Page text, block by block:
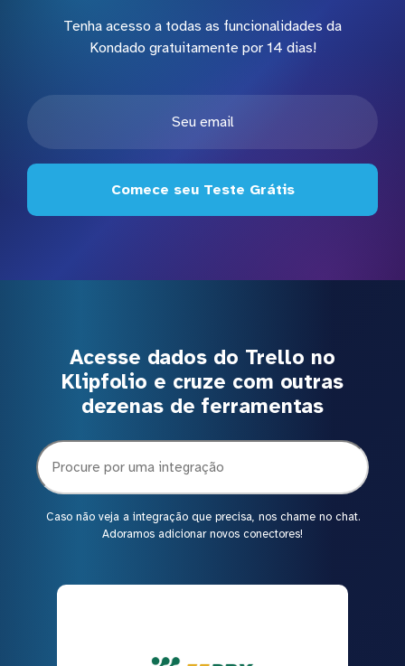
Tenha acesso a todas as funcionalidades da
Kondado gratuitamente por 14 dias!
Comece seu Teste Grátis
Acesse dados do Trello no
Klipfolio e cruze com outras
dezenas de ferramentas
Caso não veja a integração que precisa, nos chame no chat.
Adoramos adicionar novos conectores!